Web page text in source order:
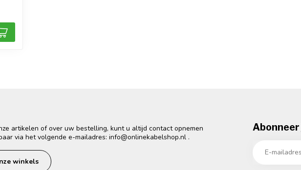
artikelen of over uw bestelling, kunt u altijd contact opnemen
via het volgende e-mailadres: info@onlinekabelshop.nl .
winkels